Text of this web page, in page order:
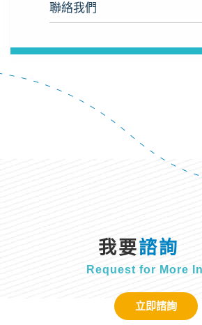
聯絡我們
我要諮詢
Request for More
立即諮詢